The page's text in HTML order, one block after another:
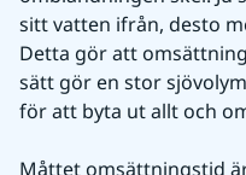
sitt vatten ifrån, desto
Detta gör att
sätt gör en stor
för att byta ut allt och
Måttet omsättningstid